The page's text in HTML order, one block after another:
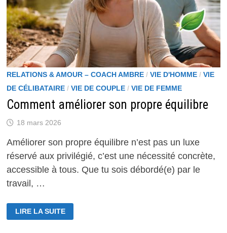
RELATIONS & AMOUR – COACH AMBRE/ VIE D'HOMME/ VIE
DE CÉLIBATAIRE/ VIE DE COUPLE/ VIE DE FEMME
Comment améliorer son propre équilibre
18 mars 2026
Améliorer son propre équilibre n’est pas un luxe
réservé aux privilégié, c’est une nécessité concrète,
accessible à tous. Que tu sois débordé(e) par le
travail, …
COMMENT
AMÉLIORER
SON
LIRE LA SUITE